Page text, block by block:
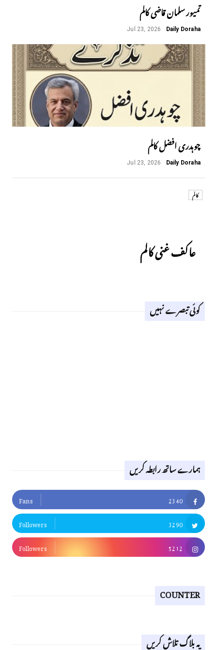
تمیور سلمان قاضی کالم
Daily Doraha
Jul 23, 2026
چوہدری افضل کالم
Daily Doraha
Jul 23, 2026
کالم
عاکف غنی کالم
کوئی تبصرے نہیں
ہمارے ساتھ رابطہ کریں
2340
Fans
3290
Followers
5212
Followers
COUNTER
یہ بلاگ تلاش کریں